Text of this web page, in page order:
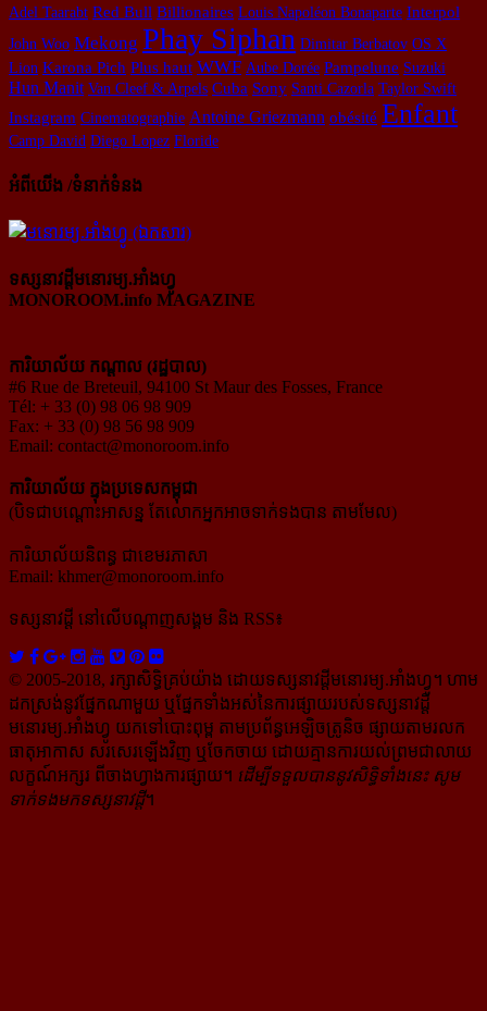
Adel Taarabt Red Bull Billionaires Louis Napoléon Bonaparte Interpol
John Woo Mekong Phay Siphan Dimitar Berbatov OS X
Lion Karona Pich Plus haut WWF Aube Dorée Pampelune Suzuki
Hun Manit Van Cleef & Arpels Cuba Sony Santi Cazorla Taylor Swift
Instagram Cinematographie Antoine Griezmann obésité Enfant
Camp David Diego Lopez Floride
អំពីយើង /ទំនាក់ទំនង
ទស្សនាវដ្ដីមនោរម្យ.អាំងហ្វូ
MONOROOM.info MAGAZINE
ការិយាល័យ កណ្ដាល (រដ្ឋបាល)
#6 Rue de Breteuil, 94100 St Maur des Fosses, France
Tél: + 33 (0) 98 06 98 909
Fax: + 33 (0) 98 56 98 909
Email: contact@monoroom.info
ការិយាល័យ ក្នុង​ប្រទេស​កម្ពុជា
(បិទជាបណ្ដោះអាសន្ន តែលោកអ្នកអាចទាក់ទងបាន តាមមែល)
ការិយាល័យនិពន្ធ ជាខេមរភាសា
Email: khmer@monoroom.info
ទស្សនាវដ្ដី​ នៅលើបណ្ដាញសង្គម និង RSS៖
© 2005-2018, រក្សាសិទ្ធិគ្រប់យ៉ាង ដោយទស្សនាវដ្ដី​មនោរម្យ.អាំងហ្វូ។ ហាម​
ដក​ស្រង់​នូវ​ផ្នែក​ណា​មួយ​ ឬ​ផ្នែក​ទាំង​អស់​នៃ​ការ​ផ្សាយ​របស់​ទស្សនាវដ្ដី​​
មនោរម្យ.អាំងហ្វូ យក​ទៅ​​បោះពុម្ព តាម​ប្រព័ន្ធ​អេឡិច​ត្រូនិច ផ្សាយ​តាម​រលក​
ធាតុអាកាស សរសេរ​ឡើង​វិញ ឬ​ចែក​ចាយ​ ដោយ​គ្មាន​ការ​យល់ព្រមជា​លាយ​
លក្ខណ៍​អក្សរ​ ពី​ចាងហ្វាង​ការ​ផ្សាយ​។ ដើម្បី​ទទួល​បាននូវសិទ្ធិ​ទាំងនេះ សូម​
ទាក់​ទង​មក​ទស្សនាវដ្ដី។